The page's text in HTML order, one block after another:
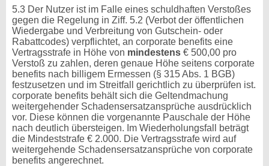
5.3 Der Nutzer ist im Falle eines schuldhaften Verstoßes
gegen die Regelung in Ziff. 5.2 (Verbot der öffentlichen
Wiedergabe und Verbreitung von Gutschein- oder
Rabattcodes) verpflichtet, an corporate benefits eine
Vertragsstrafe in Höhe von mindestens € 500,00 pro
Verstoß zu zahlen, deren genaue Höhe seitens corporate
benefits nach billigem Ermessen (§ 315 Abs. 1 BGB)
festzusetzen und im Streitfall gerichtlich zu überprüfen ist.
corporate benefits behält sich die Geltendmachung
weitergehender Schadensersatzansprüche ausdrücklich
vor. Diese können die vorgenannte Pauschale der Höhe
nach deutlich übersteigen. Im Wiederholungsfall beträgt
die Mindeststrafe € 2.000. Die Vertragsstrafe wird auf
weitergehende Schadensersatzansprüche von corporate
benefits angerechnet.